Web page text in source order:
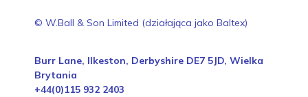
© W.Ball & Son Limited (działająca jako Baltex)
Burr Lane, Ilkeston, Derbyshire DE7 5JD, Wielka
Brytania
+44(0)115 932 2403